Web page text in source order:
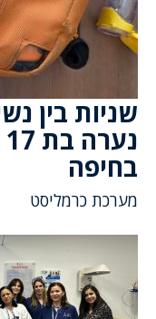
שניות בין
בחיפה
מערכת כרמליסט